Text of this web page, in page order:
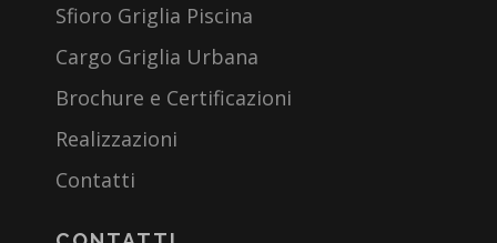
Sfioro Griglia Piscina
Cargo Griglia Urbana
Brochure e Certificazioni
Realizzazioni
Contatti